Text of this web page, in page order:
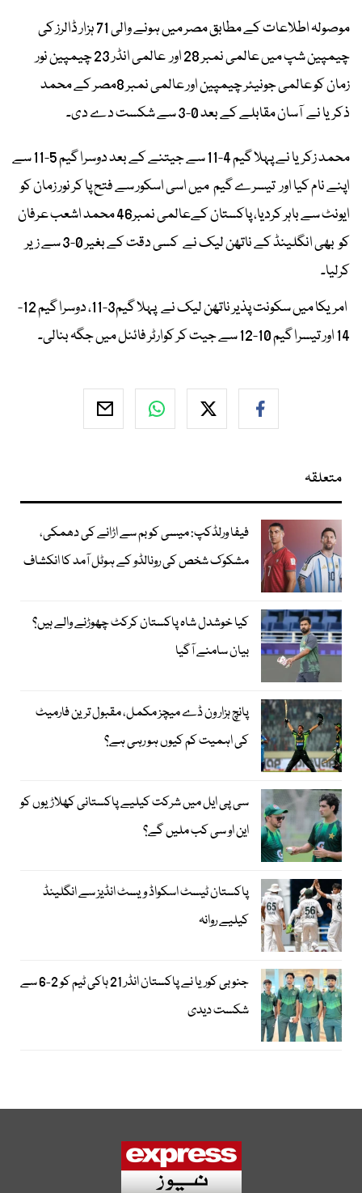
موصولہ اطلاعات کے مطابق مصر میں ہونے والی 71 ہزار ڈالرز کی
چیمپین شپ میں عالمی نمبر 28 اور عالمی انڈر 23 چیمپین نور
زمان کو عالمی جونیئر چیمپین اور عالمی نمبر 8مصر کے محمد
ذکریا نے آسان مقابلے کے بعد 0-3 سے شکست دے دی۔
محمد زکریا نے پہلا گیم 4-11 سے جیتنے کے بعد دوسرا گیم 5-11 سے
اپنے نام کیا اور تیسرے گیم میں اسی اسکور سے فتح پا کر نور زمان کو
ایونٹ سے باہر کردیا، پاکستان کےعالمی نمبر46 محمد اشعب عرفان
کو بھی انگلینڈ کے ناتھن لیک نے کسی دقت کے بغیر 0-3 سے زیر
کرلیا۔
امریکا میں سکونت پذیر ناتھن لیک نے پہلا گیم3-11، دوسرا گیم 12-
14 اور تیسرا گیم 10-12 سے جیت کر کوارٹر فائنل میں جگہ بنالی۔
متعلقہ
فیفا ورلڈکپ: میسی کو بم سے اڑانے کی دھمکی،
مشکوک شخص کی رونالڈو کے ہوٹل آمد کا انکشاف
کیا خوشدل شاہ پاکستان کرکٹ چھوڑنے والے ہیں؟
بیان سامنے آگیا
پانچ ہزار ون ڈے میچز مکمل، مقبول ترین فارمیٹ
کی اہمیت کم کیوں ہو رہی ہے؟
سی پی ایل میں شرکت کیلیے پاکستانی کھلاڑیوں کو
این او سی کب ملیں گے؟
پاکستان ٹیسٹ اسکواڈ ویسٹ انڈیز سے انگلینڈ
کیلیے روانہ
جنوبی کوریا نے پاکستان انڈر 21 ہاکی ٹیم کو 2-6 سے
شکست دیدی